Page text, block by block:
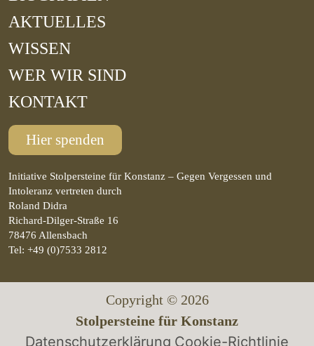
AKTUELLES
WISSEN
WER WIR SIND
KONTAKT
Hier spenden
Initiative Stolpersteine für Konstanz – Gegen Vergessen und
Intoleranz vertreten durch
Roland Didra
Richard-Dilger-Straße 16
78476 Allensbach
Tel: +49 (0)7533 2812
Copyright © 2026
Stolpersteine für Konstanz
Datenschutzerklärung Cookie-Richtlinie